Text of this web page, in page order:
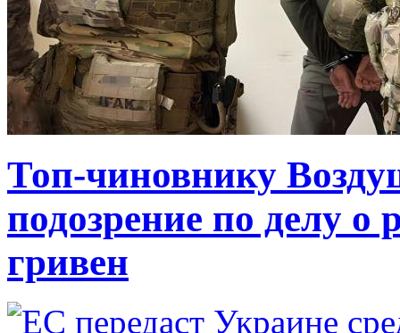
Топ-чиновнику
подозрение по делу о
гривен